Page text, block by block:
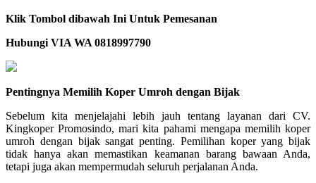
Klik Tombol dibawah Ini Untuk Pemesanan
Hubungi VIA WA 0818997790
Pentingnya Memilih Koper Umroh dengan Bijak
Sebelum kita menjelajahi lebih jauh tentang layanan dari CV.
Kingkoper Promosindo, mari kita pahami mengapa memilih koper
umroh dengan bijak sangat penting. Pemilihan koper yang bijak
tidak hanya akan memastikan keamanan barang bawaan Anda,
tetapi juga akan mempermudah seluruh perjalanan Anda.